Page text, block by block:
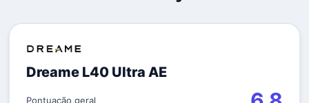
Dreame L40 Ultra AE
Pontuação geral